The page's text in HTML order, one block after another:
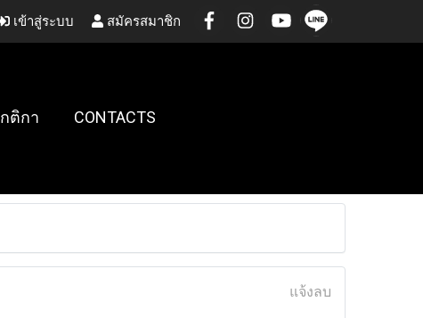
เข้าสู่ระบบ สมัครสมาชิก
กติกา CONTACTS
แจ้งลบ